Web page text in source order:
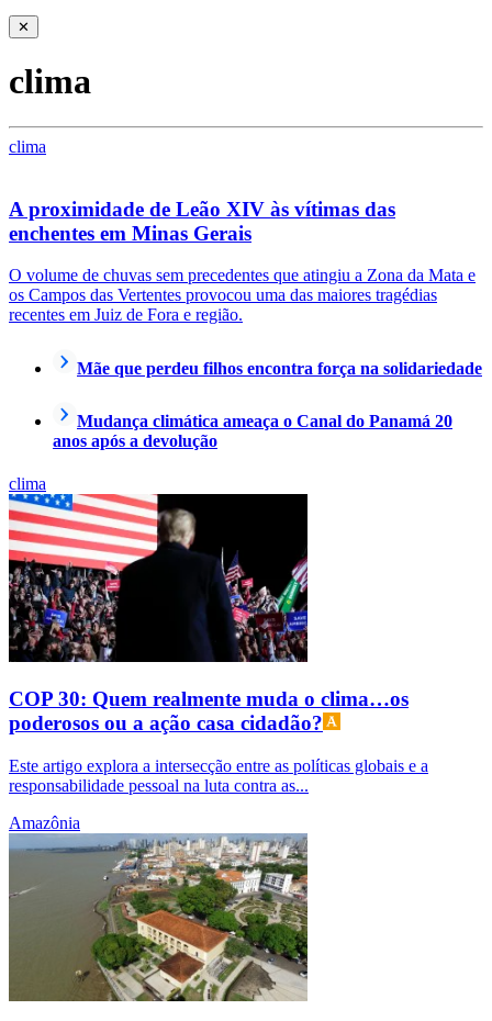
✕
clima
clima
A proximidade de Leão XIV às vítimas das
enchentes em Minas Gerais
O volume de chuvas sem precedentes que atingiu a Zona da Mata e
os Campos das Vertentes provocou uma das maiores tragédias
recentes em Juiz de Fora e região.
Mãe que perdeu filhos encontra força na solidariedade
Mudança climática ameaça o Canal do Panamá 20
anos após a devolução
clima
COP 30: Quem realmente muda o clima…os
poderosos ou a ação casa cidadão?
Este artigo explora a intersecção entre as políticas globais e a
responsabilidade pessoal na luta contra as...
Amazônia